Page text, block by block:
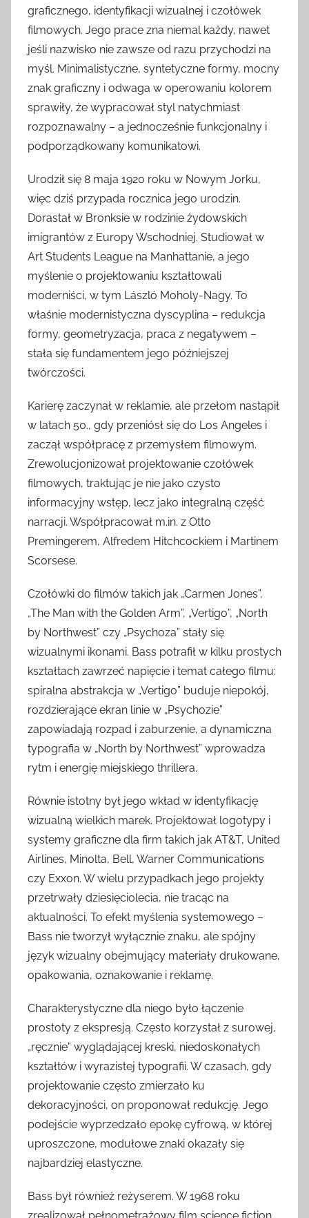
graficznego, identyfikacji wizualnej i czołówek
filmowych. Jego prace zna niemal każdy, nawet
jeśli nazwisko nie zawsze od razu przychodzi na
myśl. Minimalistyczne, syntetyczne formy, mocny
znak graficzny i odwaga w operowaniu kolorem
sprawiły, że wypracował styl natychmiast
rozpoznawalny – a jednocześnie funkcjonalny i
podporządkowany komunikatowi.
Urodził się 8 maja 1920 roku w Nowym Jorku,
więc dziś przypada rocznica jego urodzin.
Dorastał w Bronksie w rodzinie żydowskich
imigrantów z Europy Wschodniej. Studiował w
Art Students League na Manhattanie, a jego
myślenie o projektowaniu kształtowali
moderniści, w tym László Moholy-Nagy. To
właśnie modernistyczna dyscyplina – redukcja
formy, geometryzacja, praca z negatywem –
stała się fundamentem jego późniejszej
twórczości.
Karierę zaczynał w reklamie, ale przełom nastąpił
w latach 50., gdy przeniósł się do Los Angeles i
zaczął współpracę z przemysłem filmowym.
Zrewolucjonizował projektowanie czołówek
filmowych, traktując je nie jako czysto
informacyjny wstęp, lecz jako integralną część
narracji. Współpracował m.in. z Otto
Premingerem, Alfredem Hitchcockiem i Martinem
Scorsese.
Czołówki do filmów takich jak „Carmen Jones”,
„The Man with the Golden Arm”, „Vertigo”, „North
by Northwest” czy „Psychoza” stały się
wizualnymi ikonami. Bass potrafił w kilku prostych
kształtach zawrzeć napięcie i temat całego filmu:
spiralna abstrakcja w „Vertigo” buduje niepokój,
rozdzierające ekran linie w „Psychozie”
zapowiadają rozpad i zaburzenie, a dynamiczna
typografia w „North by Northwest” wprowadza
rytm i energię miejskiego thrillera.
Równie istotny był jego wkład w identyfikację
wizualną wielkich marek. Projektował logotypy i
systemy graficzne dla firm takich jak AT&T, United
Airlines, Minolta, Bell, Warner Communications
czy Exxon. W wielu przypadkach jego projekty
przetrwały dziesięciolecia, nie tracąc na
aktualności. To efekt myślenia systemowego –
Bass nie tworzył wyłącznie znaku, ale spójny
język wizualny obejmujący materiały drukowane,
opakowania, oznakowanie i reklamę.
Charakterystyczne dla niego było łączenie
prostoty z ekspresją. Często korzystał z surowej,
„ręcznie” wyglądającej kreski, niedoskonałych
kształtów i wyrazistej typografii. W czasach, gdy
projektowanie często zmierzało ku
dekoracyjności, on proponował redukcję. Jego
podejście wyprzedzało epokę cyfrową, w której
uproszczone, modułowe znaki okazały się
najbardziej elastyczne.
Bass był również reżyserem. W 1968 roku